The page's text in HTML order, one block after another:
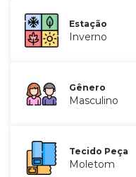
Estação
Inverno
Gênero
Masculino
Tecido Peça
Moletom